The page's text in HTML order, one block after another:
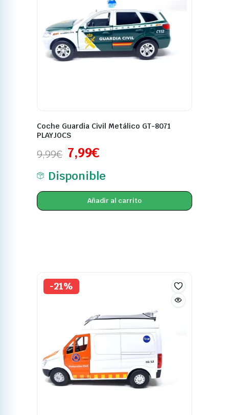
Coche Guardia Civil Metálico GT-8071
PLAYJOCS
9,99€ 7,99€
Disponible
Añadir al carrito
-21%